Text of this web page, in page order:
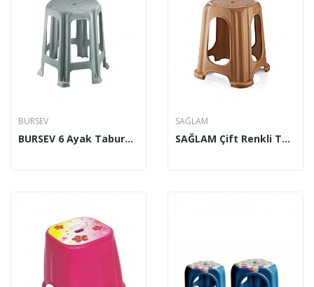
BURSEV
BURSEV 6 Ayak Tabure Küçük – Büyük
SAĞLAM
SAĞLAM Çift Renkli Tabure Küçük – Büyük